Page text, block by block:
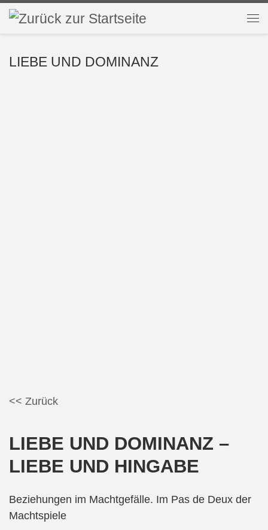
Zum Inhalt springen
LIEBE UND DOMINANZ
<< Zurück
LIEBE UND DOMINANZ –
LIEBE UND HINGABE
Beziehungen im Machtgefälle. Im Pas de Deux der
Machtspiele